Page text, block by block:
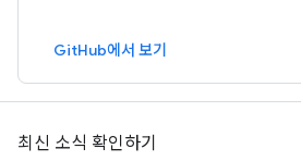
GitHub에서 보기
최신 소식 확인하기